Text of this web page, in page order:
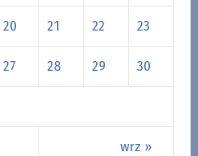
wrz »
20 21 22 23
27 28 29 30